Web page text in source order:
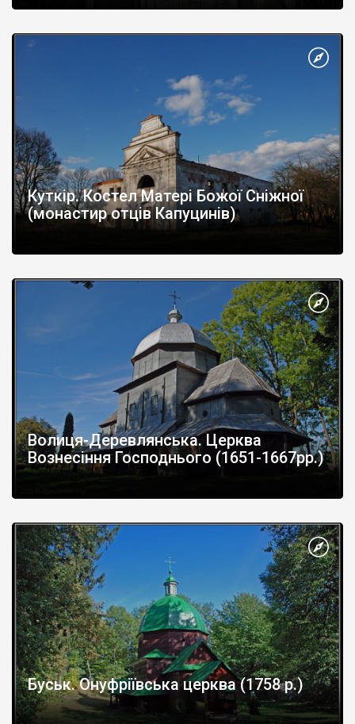
Куткір. Костел Матері Божої Сніжної
(монастир отців Капуцинів)
Волиця-Деревлянська. Церква
Вознесіння Господнього (1651-1667рр.)
Буськ. Онуфріївська церква (1758 р.)